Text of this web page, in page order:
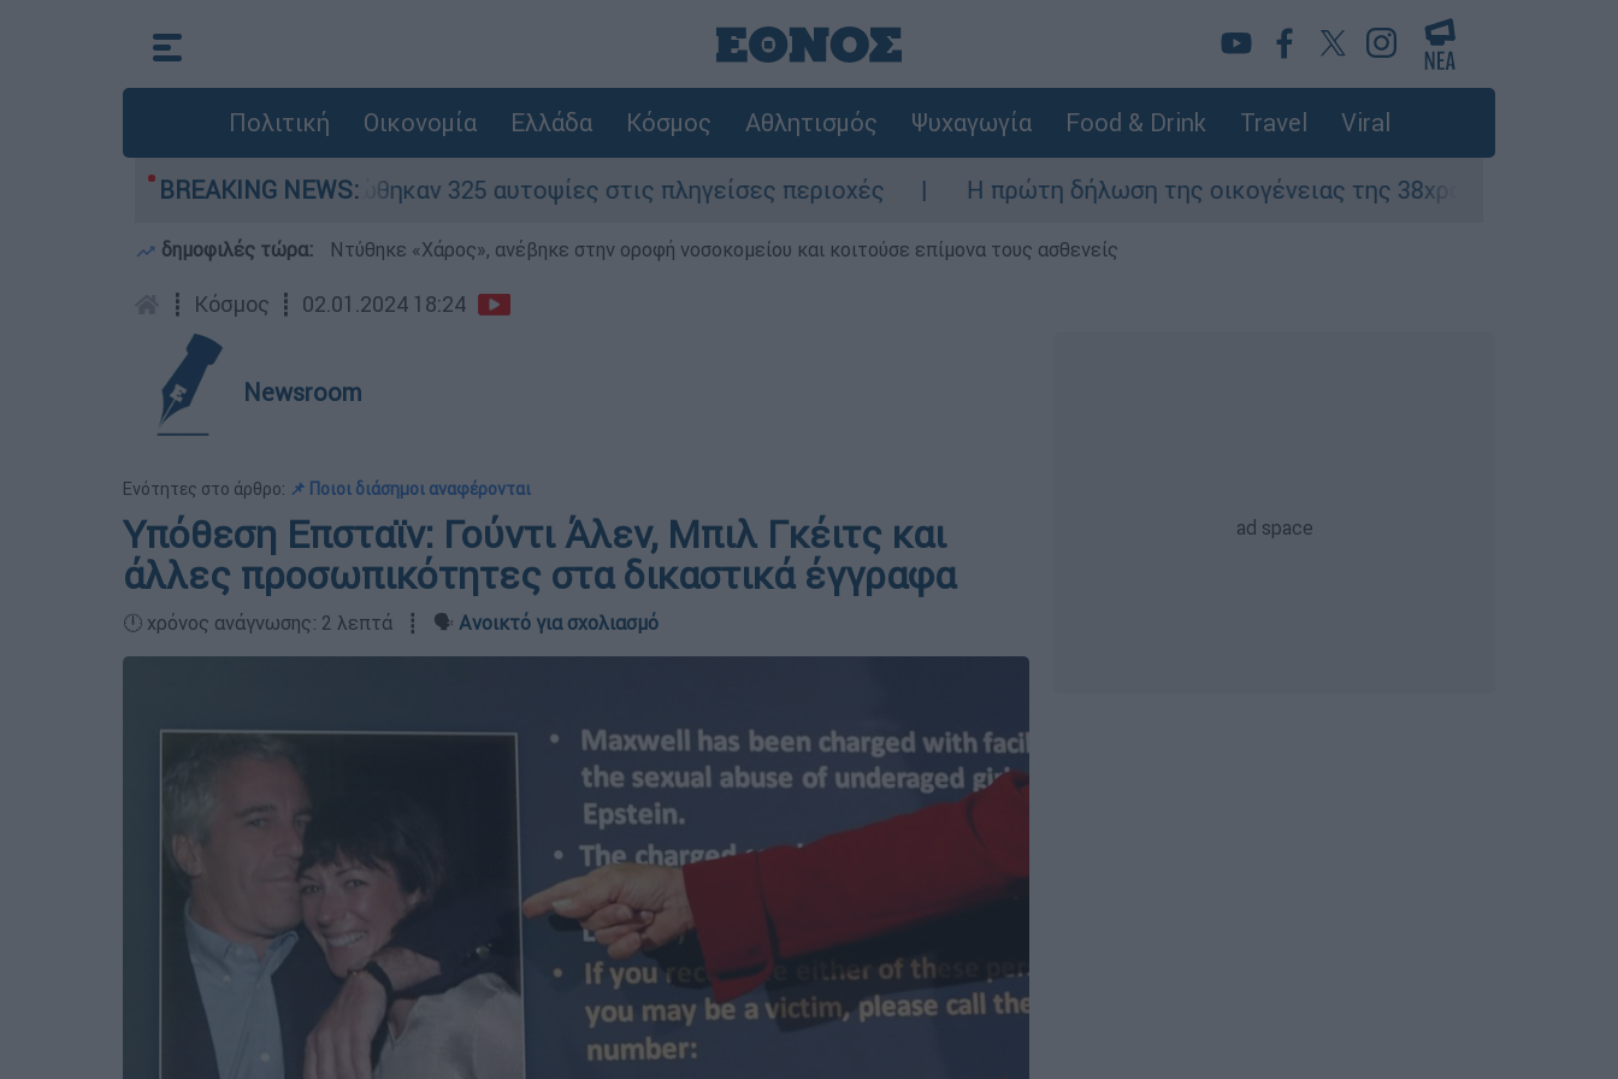
Πολιτική Οικονομία Ελλάδα Κόσμος Αθλητισμός Ψυχαγωγία Food & Drink Travel Viral
BREAKING NEWS:
- Ολοκληρώθηκαν 325 αυτοψίες στις πληγείσες περιοχές Η πρώτη δήλωση της οικογένειας της 38χρονης Βρετανίδας που
δημοφιλές τώρα: Ντύθηκε «Χάρος», ανέβηκε στην οροφή νοσοκομείου και κοιτούσε επίμονα τους ασθενείς
┋ Κόσμος ┋ 02.01.2024 18:24
Newsroom
Ενότητες στο άρθρο: 📌 Ποιοι διάσημοι αναφέρονται
Υπόθεση Επσταϊν: Γούντι Άλεν, Μπιλ Γκέιτς και
άλλες προσωπικότητες στα δικαστικά έγγραφα
🕛 χρόνος ανάγνωσης: 2 λεπτά ┋ 🗣️ Ανοικτό για σχολιασμό